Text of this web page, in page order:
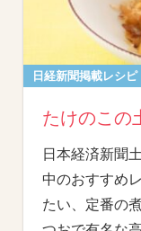
日経新聞掲載レシピ
たけのこの
日本経済新聞
中のおすすめ
たい、定番の